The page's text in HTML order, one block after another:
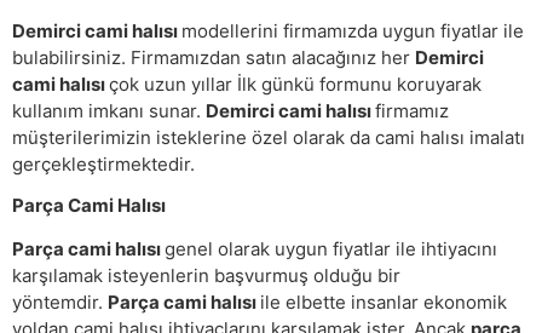
Demirci cami halısı modellerini firmamızda uygun fiyatlar ile
bulabilirsiniz. Firmamızdan satın alacağınız her Demirci
cami halısıçok uzun yıllar İlk günkü formunu koruyarak
kullanım imkanı sunar. Demirci cami halısıfirmamız
müşterilerimizin isteklerine özel olarak da cami halısı imalatı
gerçekleştirmektedir.
Parça Cami Halısı
Parça cami halısıgenel olarak uygun fiyatlar ile ihtiyacını
karşılamak isteyenlerin başvurmuş olduğu bir
yöntemdir. Parça cami halısı ile elbette insanlar ekonomik